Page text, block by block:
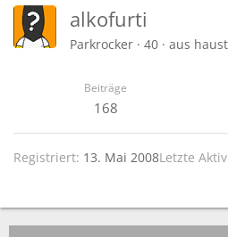
alkofurti
Parkrocker · 40 · aus
Beiträge
168
Registriert 13. Mai 2008Letzte